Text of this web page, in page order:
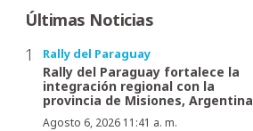
Últimas Noticias
Rally del Paraguay
Rally del Paraguay fortalece la
integración regional con la
provincia de Misiones, Argentina
Agosto 6, 2026 11:41 a. m.